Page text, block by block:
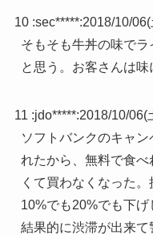
10 :sec*****:2018/10/
そもそも牛丼の味で
と思う。お客さんは味
11 :jdo*****:2018/10/06(
ソフトバンクのキャ
れたから、無料で食
くて買わなくなった
10%でも20%でも下げ
結果的に渋滞が出来